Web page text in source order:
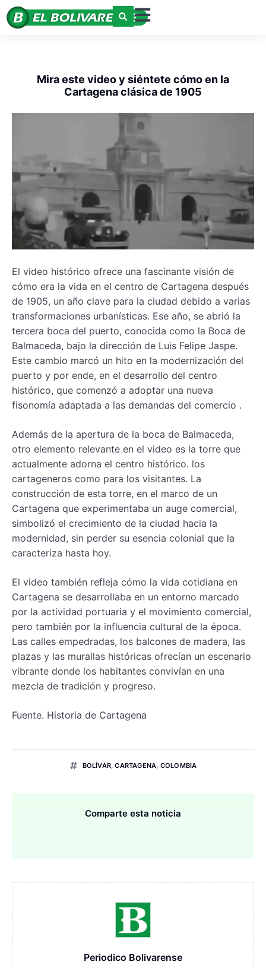
Mira este video y siéntete cómo en la
Cartagena clásica de 1905
El video histórico ofrece una fascinante visión de
cómo era la vida en el centro de Cartagena después
de 1905, un año clave para la ciudad debido a varias
transformaciones urbanísticas. Ese año, se abrió la
tercera boca del puerto, conocida como la Boca de
Balmaceda, bajo la dirección de Luis Felipe Jaspe.
Este cambio marcó un hito en la modernización del
puerto y por ende, en el desarrollo del centro
histórico, que comenzó a adoptar una nueva
fisonomía adaptada a las demandas del comercio .
Además de la apertura de la boca de Balmaceda,
otro elemento relevante en el video es la torre que
actualmente adorna el centro histórico. los
cartageneros como para los visitantes. La
construcción de esta torre, en el marco de un
Cartagena que experimentaba un auge comercial,
simbolizó el crecimiento de la ciudad hacia la
modernidad, sin perder su esencia colonial que la
caracteriza hasta hoy.
El video también refleja cómo la vida cotidiana en
Cartagena se desarrollaba en un entorno marcado
por la actividad portuaria y el movimiento comercial,
pero también por la influencia cultural de la época.
Las calles empedradas, los balcones de madera, las
plazas y las murallas históricas ofrecían un escenario
vibrante donde los habitantes convivían en una
mezcla de tradición y progreso.
Fuente. Historia de Cartagena
BOLÍVAR,CARTAGENA, COLOMBIA
Comparte esta noticia
Periodico Bolivarense